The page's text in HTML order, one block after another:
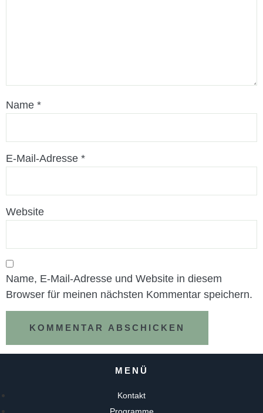
Name *
E-Mail-Adresse *
Website
Name, E-Mail-Adresse und Website in diesem
Browser für meinen nächsten Kommentar speichern.
MENÜ
Kontakt
Programme